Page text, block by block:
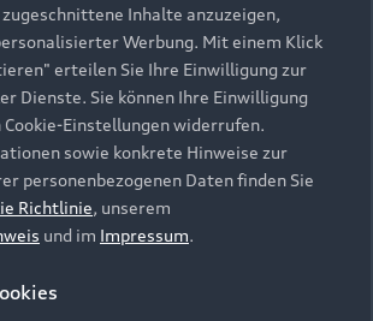
Inhalte anzuzeigen,
Werbung. Mit einem Klick
erteilen Sie Ihre Einwilligung zur
Dienste. Sie können Ihre Einwilligung
Einstellungen widerrufen.
sowie konkrete Hinweise zur
personenbezogenen Daten finden Sie
Richtlinie, unserem
und im Impressum.